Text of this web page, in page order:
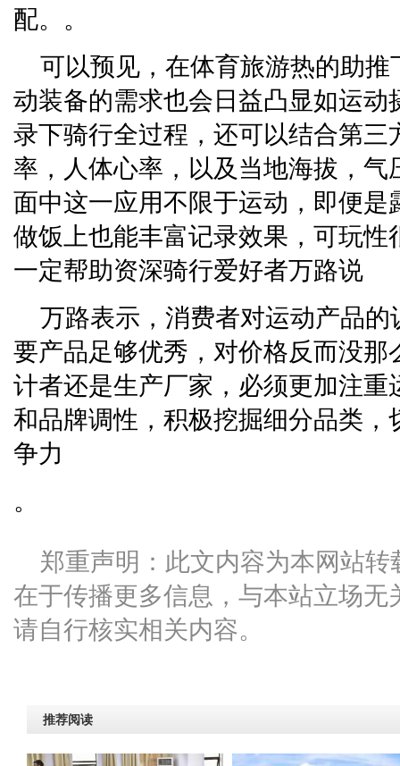
配。。
可以预见，在体育旅游热的助
动装备的需求也会日益凸显如运动
录下骑行全过程，还可以结合第三
率，人体心率，以及当地海拔，气
面中这一应用不限于运动，即便是
做饭上也能丰富记录效果，可玩性
一定帮助资深骑行爱好者万路说
万路表示，消费者对运动产品
要产品足够优秀，对价格反而没那
计者还是生产厂家，必须更加注重
和品牌调性，积极挖掘细分品类，
争力
。
郑重声明：此文内容为本网站
在于传播更多信息，与本站立场无
请自行核实相关内容。
推荐阅读